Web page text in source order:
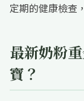
定期的健康檢查
最新奶粉
寶？